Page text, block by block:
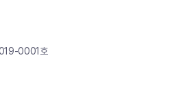
0001호